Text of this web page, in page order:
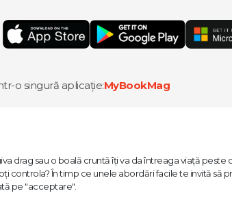
o singură aplicație:MyBookMag
drag sau o boală cruntă îți va da întreaga viață peste
controla? În timp ce unele abordări facile te invită să
pe "acceptare".